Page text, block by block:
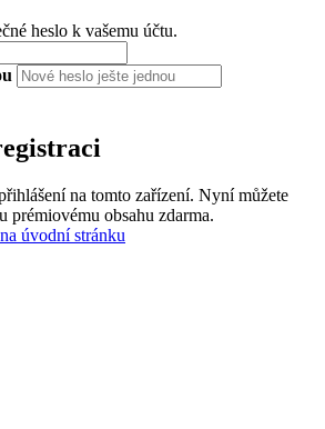
heslo k vašemu účtu.
na tomto zařízení. Nyní můžete
prémiovému obsahu zdarma.
úvodní stránku